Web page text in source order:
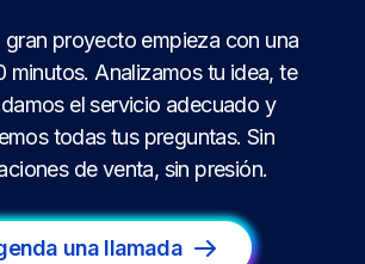
gran proyecto empieza con una
minutos. Analizamos tu idea, te
el servicio adecuado y
todas tus preguntas. Sin
de venta, sin presión.
una llamada